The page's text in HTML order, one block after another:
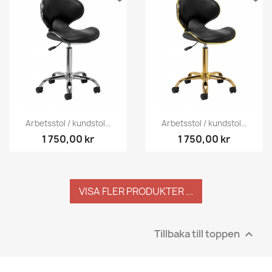
Arbetsstol / kundstol...
1 750,00 kr
Arbetsstol / kundstol...
1 750,00 kr
VISA FLER PRODUKTER ...
Tillbaka till toppen 